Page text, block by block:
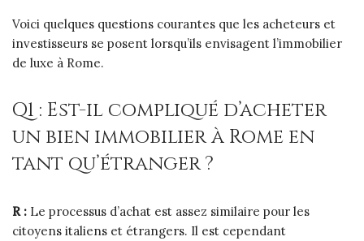
Voici quelques questions courantes que les acheteurs et
investisseurs se posent lorsqu’ils envisagent l’immobilier
de luxe à Rome.
Q1 : Est-il compliqué d’acheter
un bien immobilier à Rome en
tant qu’étranger ?
R : Le processus d’achat est assez similaire pour les
citoyens italiens et étrangers. Il est cependant